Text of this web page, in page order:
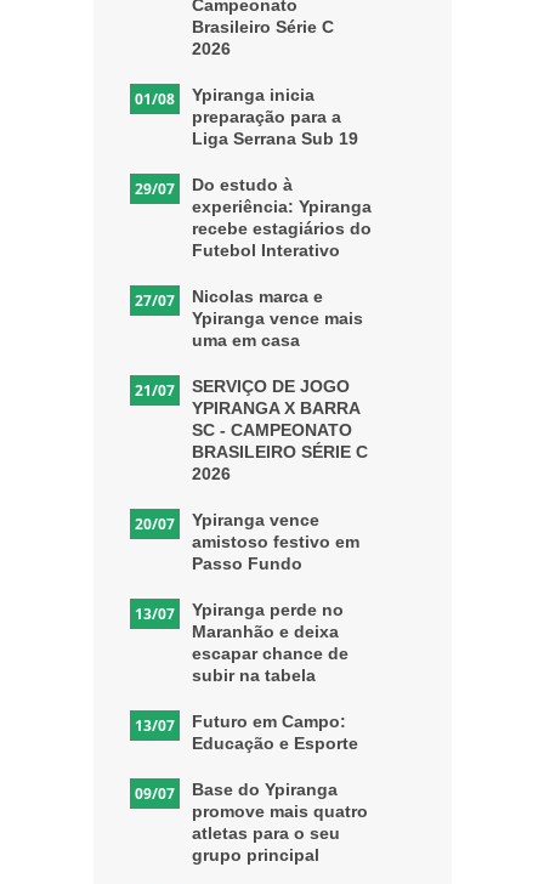
Campeonato
Brasileiro Série C
2026
01/08
Ypiranga inicia
preparação para a
Liga Serrana Sub 19
29/07
Do estudo à
experiência: Ypiranga
recebe estagiários do
Futebol Interativo
27/07
Nicolas marca e
Ypiranga vence mais
uma em casa
21/07
SERVIÇO DE JOGO
YPIRANGA X BARRA
SC - CAMPEONATO
BRASILEIRO SÉRIE C
2026
20/07
Ypiranga vence
amistoso festivo em
Passo Fundo
13/07
Ypiranga perde no
Maranhão e deixa
escapar chance de
subir na tabela
13/07
Futuro em Campo:
Educação e Esporte
09/07
Base do Ypiranga
promove mais quatro
atletas para o seu
grupo principal